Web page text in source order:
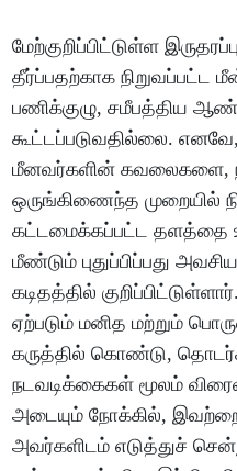
மேற்குறிப்பிட்டுள்ள
தீர்ப்பதற்காக நிறுவப்பட்ட
பணிக்குழு, சமீபத்திய
கூட்டப்படுவதில்லை.
மீனவர்களின் கவலைகளை,
ஒருங்கிணைந்த முறையில்
கட்டமைக்கப்பட்ட தளத்தை
மீண்டும் புதுப்பிப்பது
கடிதத்தில்
ஏற்படும் மனித மற்றும்
கருத்தில் கொண்டு,
நடவடிக்கைகள் மூலம்
அடையும் நோக்கில், இவற்றை
அவர்களிடம் எடுத்துச்